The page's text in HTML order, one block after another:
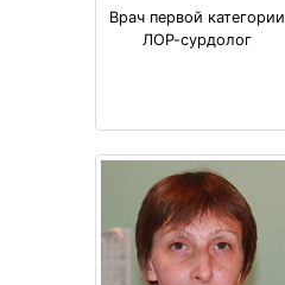
Врач первой категории
ЛОР-сурдолог